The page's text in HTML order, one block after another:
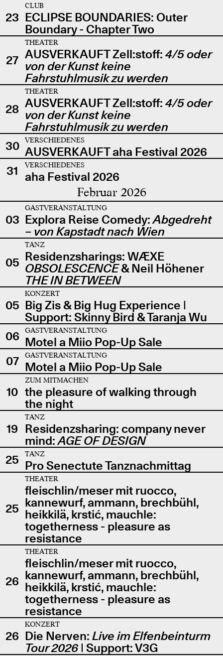
23
CLUB
ECLIPSE BOUNDARIES: Outer
Boundary - Chapter Two
27
THEATER
AUSVERKAUFT Zell:stoff: 4/5 oder
von der Kunst keine
Fahrstuhlmusik zu werden
28
THEATER
AUSVERKAUFT Zell:stoff: 4/5 oder
von der Kunst keine
Fahrstuhlmusik zu werden
30
VERSCHIEDENES
AUSVERKAUFT aha Festival 2026
31
VERSCHIEDENES
aha Festival 2026
Februar 2026
03
GASTVERANSTALTUNG
Explora Reise Comedy:Abgedreht
– von Kapstadt nach Wien
05
TANZ
Residenzsharings: WÆXE
OBSOLESCENCE& Neil Höhener
THE IN BETWEEN
05
KONZERT
Big Zis & Big Hug Experience |
Support: Skinny Bird & Taranja Wu
06
GASTVERANSTALTUNG
Motel a Miio Pop-Up Sale
07
GASTVERANSTALTUNG
Motel a Miio Pop-Up Sale
10
ZUM MITMACHEN
the pleasure of walking through
the night
19
TANZ
Residenzsharing: company never
mind:AGE OF DESIGN
25
TANZ
Pro Senectute Tanznachmittag
25
THEATER
fleischlin/meser mit ruocco,
kannewurf, ammann, brechbühl,
heikkilä, krstić, mauchle:
togetherness - pleasure as
resistance
26
THEATER
fleischlin/meser mit ruocco,
kannewurf, ammann, brechbühl,
heikkilä, krstić, mauchle:
togetherness - pleasure as
resistance
26
KONZERT
Die Nerven: Live im Elfenbeinturm
Tour 2026| Support: V3G